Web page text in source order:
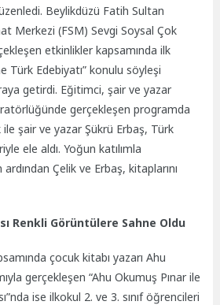
Beylikdüzü Fatih Sultan
Merkezi (FSM) Sevgi Soysal Çok
etkinlikler kapsamında ilk
Türk Edebiyatı” konulu söyleşi
getirdi. Eğitimci, şair ve yazar
gerçekleşen programda
şair ve yazar Şükrü Erbaş, Türk
ele aldı. Yoğun katılımla
Çelik ve Erbaş, kitaplarını
Renkli Görüntülere Sahne Oldu
çocuk kitabı yazarı Ahu
gerçekleşen “Ahu Okumuş Pınar ile
ise ilkokul 2. ve 3. sınıf öğrencileri